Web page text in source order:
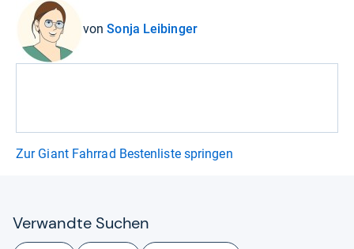
vonSonja Leibinger
Zur Giant Fahrrad Bestenliste springen
Ver­wandte Suchen